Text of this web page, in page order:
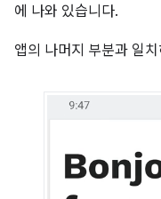
에 나와 있습니다.
앱의 나머지 부분과 일